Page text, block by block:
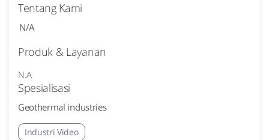
Tentang Kami
N/A
Produk & Layanan
N.A
Spesialisasi
Geothermal industries
Industri Video